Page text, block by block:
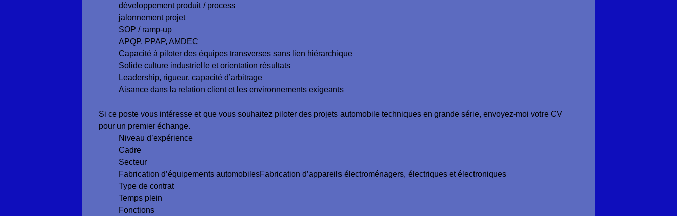
développement produit / process
jalonnement projet
SOP / ramp-up
APQP, PPAP, AMDEC
Capacité à piloter des équipes transverses sans lien hiérarchique
Solide culture industrielle et orientation résultats
Leadership, rigueur, capacité d’arbitrage
Aisance dans la relation client et les environnements exigeants
Si ce poste vous intéresse et que vous souhaitez piloter des projets automobile techniques en grande série, envoyez-moi votre CV
pour un premier échange.
Niveau d’expérience
Cadre
Secteur
Fabrication d’équipements automobilesFabrication d’appareils électroménagers, électriques et électroniques
Type de contrat
Temps plein
Fonctions